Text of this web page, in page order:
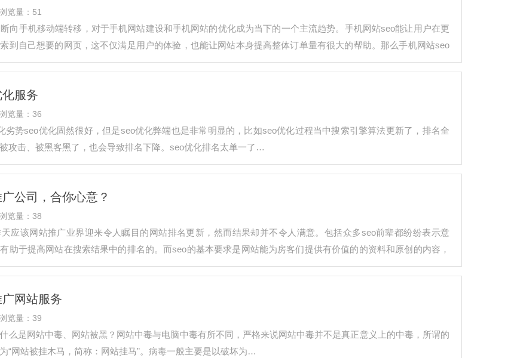
览量：51
向手机移动端转移，对于手机网站建设和手机网站的优化成为当下的一个主流趋势。手机网站seo能让用户在更
到自己想要的网页，这不仅满足用户的体验，也能让网站本身提高整体订单量有很大的帮助。那么手机网站seo
客…
服务
览量：36
劣势seo优化固然很好，但是seo优化弊端也是非常明显的，比如seo优化过程当中搜索引擎算法更新了，排名全
攻击、被黑客黑了，也会导致排名下降。seo优化排名太单一了…
公司，合你心意？
览量：38
应该网站推广业界迎来令人瞩目的网站排名更新，然而结果却并不令人满意。包括众多seo前辈都纷纷表示意
助于提高网站在搜索结果中的排名的。而seo的基本要求是网站能为房客们提供有价值的的资料和原创的内容，
比较…
网站服务
览量：39
么是网站中毒、网站被黑？网站中毒与电脑中毒有所不同，严格来说网站中毒并不是真正意义上的中毒，所谓的
“网站被挂木马，简称：网站挂马”。病毒一般主要是以破坏为…